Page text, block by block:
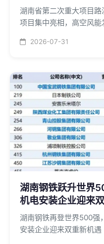
湖南省第二次重大项目
项目集中亮相，高空风
2026-07-31
湖南钢铁跃升世界
机电安装企业迎来
湖南钢铁再登世界500强
安装企业迎来双重新机遇